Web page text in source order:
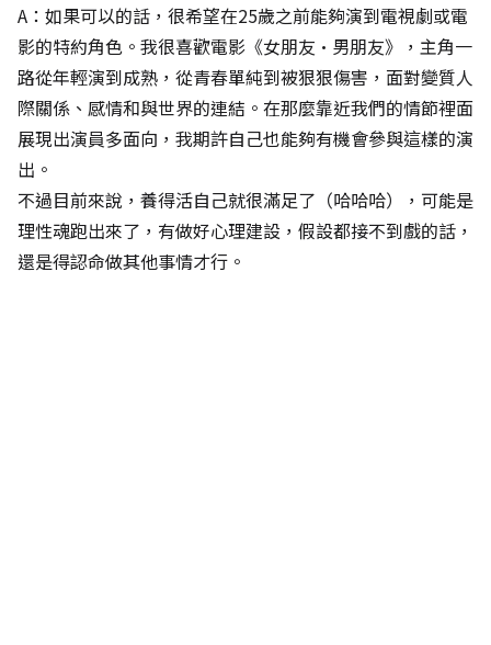
A：如果可以的話，很希望在25歲之前能夠演到電視劇或電
影的特約角色。我很喜歡電影《女朋友·男朋友》，主角一
路從年輕演到成熟，從青春單純到被狠狠傷害，面對變質人
際關係、感情和與世界的連結。在那麼靠近我們的情節裡面
展現出演員多面向，我期許自己也能夠有機會參與這樣的演
出。
不過目前來說，養得活自己就很滿足了（哈哈哈），可能是
理性魂跑出來了，有做好心理建設，假設都接不到戲的話，
還是得認命做其他事情才行。